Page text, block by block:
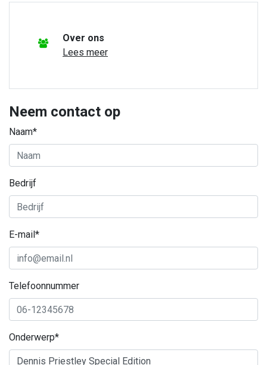
Over ons
Lees meer
Neem contact op
Naam*
Bedrijf
E-mail*
Telefoonnummer
Onderwerp*